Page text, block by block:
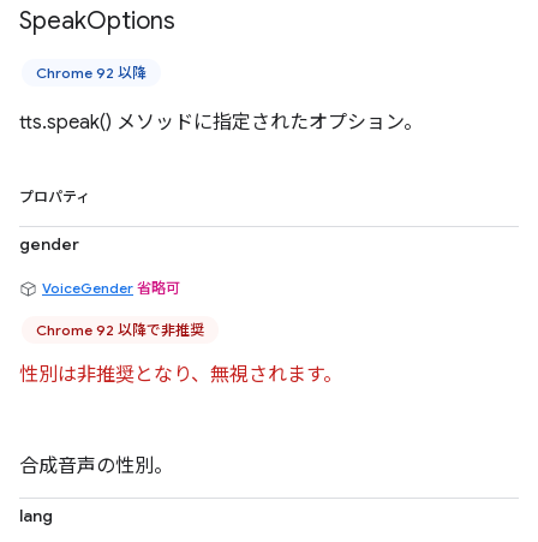
SpeakOptions
Chrome 92 以降
tts.speak() メソッドに指定されたオプション。
プロパティ
gender
VoiceGender 省略可
Chrome 92 以降で非推奨
性別は非推奨となり、無視されます。
合成音声の性別。
lang